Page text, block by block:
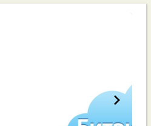
команды